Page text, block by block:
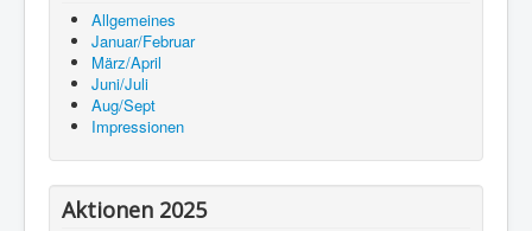
Allgemeines
Januar/Februar
März/April
Juni/Juli
Aug/Sept
Impressionen
Aktionen 2025